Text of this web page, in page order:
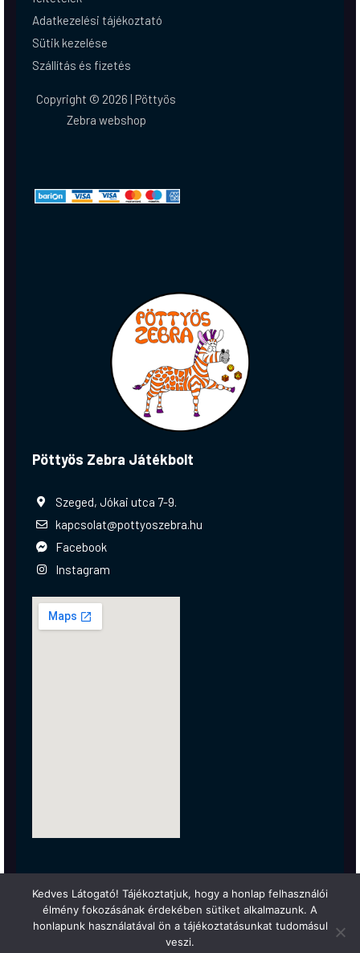
Adatkezelési tájékoztató
Sütik kezelése
Szállítás és fizetés
Copyright © 2026 | Pöttyös
Zebra webshop
Pöttyös Zebra Játékbolt
Szeged, Jókai utca 7-9.
kapcsolat@pottyoszebra.hu
Facebook
Instagram
Kedves Látogató! Tájékoztatjuk, hogy a honlap felhasználói
élmény fokozásának érdekében sütiket alkalmazunk. A
honlapunk használatával ön a tájékoztatásunkat tudomásul
veszi.